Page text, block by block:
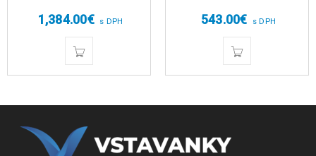
1,384.00€ s DPH 543.00€ s DPH